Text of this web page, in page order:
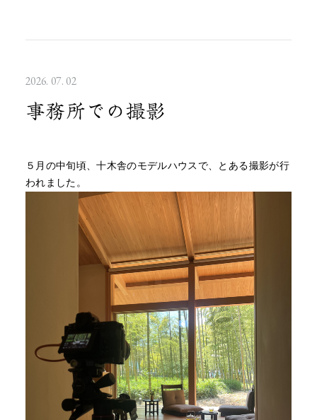
2026. 07. 02
事務所での撮影
５月の中旬頃、十木舎のモデルハウスで、とある撮影が行
われました。